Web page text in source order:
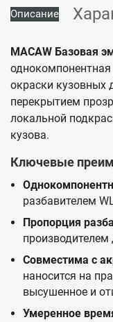
Описание
MACAW Базовая
окраски кузовных
перекрытием
локальной
кузова.
Ключевые
разбавителем
Пропорция
производителем
Совместима с
наносится на
высушенное и
Умеренное